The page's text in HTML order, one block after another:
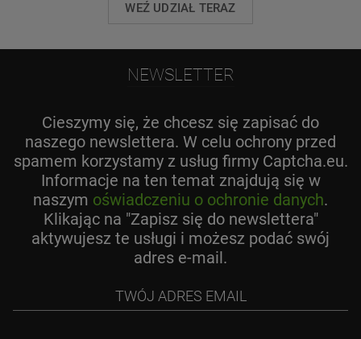
WEŹ UDZIAŁ TERAZ
NEWSLETTER
Cieszymy się, że chcesz się zapisać do
naszego newslettera. W celu ochrony przed
spamem korzystamy z usług firmy Captcha.eu.
Informacje na ten temat znajdują się w
naszym oświadczeniu o ochronie danych.
Klikając na "Zapisz się do newslettera"
aktywujesz te usługi i możesz podać swój
adres e-mail.
email